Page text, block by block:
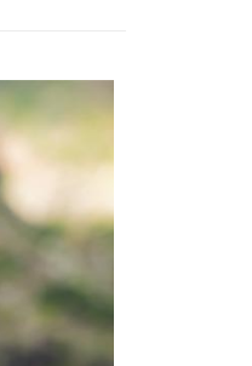
」服務完成之
關給付款項請
方可使用
司不負相關責
況，依本公司
公司將視審查